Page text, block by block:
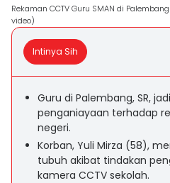
Rekaman CCTV Guru SMAN di
video)
Intinya Sih
Guru di Palembang, SR,
penganiayaan terhadap
negeri.
Korban, Yuli Mirza (58),
tubuh akibat tindakan
kamera CCTV sekolah.